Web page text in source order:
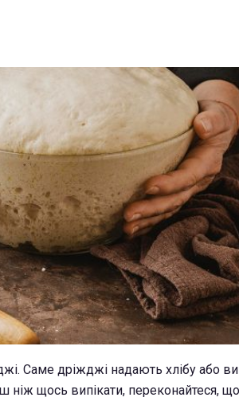
Саме дріжджі надають хлібу або
ніж щось випікати, переконайтеся,